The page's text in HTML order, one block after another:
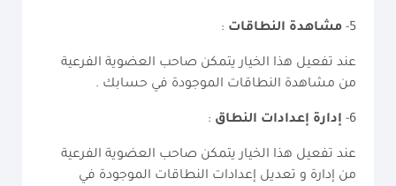
مشاهدة النطاقات:
عند تفعيل هذا الخيار يتمكن صاحب العضوية الفرعية
من مشاهدة النطاقات الموجودة في حسابك .
إدارة إعدادات النطاق:
عند تفعيل هذا الخيار يتمكن صاحب العضوية الفرعية
من إدارة و تعديل إعدادات النطاقات الموجودة في